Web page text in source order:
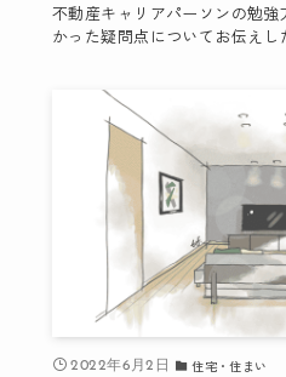
不動産キャリアパーソンの勉
かった疑問点についてお伝えし
2022年6月2日 住宅・住まい